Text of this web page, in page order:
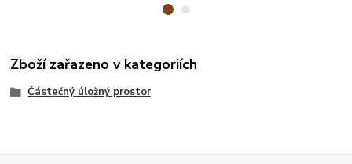
Zboží zařazeno v kategoriích
Částečný úložný prostor